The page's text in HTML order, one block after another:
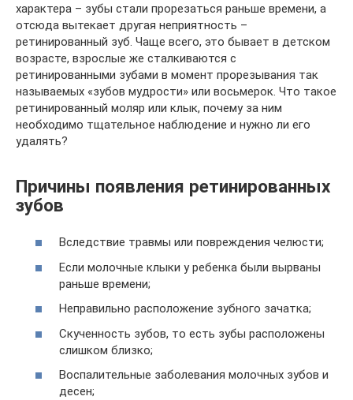
характера – зубы стали прорезаться раньше времени, а
отсюда вытекает другая неприятность –
ретинированный зуб. Чаще всего, это бывает в детском
возрасте, взрослые же сталкиваются с
ретинированными зубами в момент прорезывания так
называемых «зубов мудрости» или восьмерок. Что такое
ретинированный моляр или клык, почему за ним
необходимо тщательное наблюдение и нужно ли его
удалять?
Причины появления ретинированных
зубов
Вследствие травмы или повреждения челюсти;
Если молочные клыки у ребенка были вырваны
раньше времени;
Неправильно расположение зубного зачатка;
Скученность зубов, то есть зубы расположены
слишком близко;
Воспалительные заболевания молочных зубов и
десен;